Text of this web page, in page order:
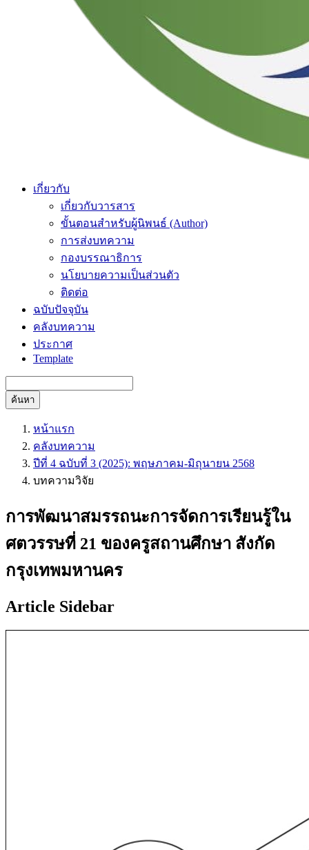
เกี่ยวกับ
เกี่ยวกับวารสาร
ขั้นตอนสำหรับผู้นิพนธ์ (Author)
การส่งบทความ
กองบรรณาธิการ
นโยบายความเป็นส่วนตัว
ติดต่อ
ฉบับปัจจุบัน
คลังบทความ
ประกาศ
Template
ค้นหา
หน้าแรก
คลังบทความ
ปีที่ 4 ฉบับที่ 3 (2025): พฤษภาคม-มิถุนายน 2568
บทความวิจัย
การพัฒนาสมรรถนะการจัดการเรียนรู้ใน
ศตวรรษที่ 21 ของครูสถานศึกษา สังกัด
กรุงเทพมหานคร
Article Sidebar